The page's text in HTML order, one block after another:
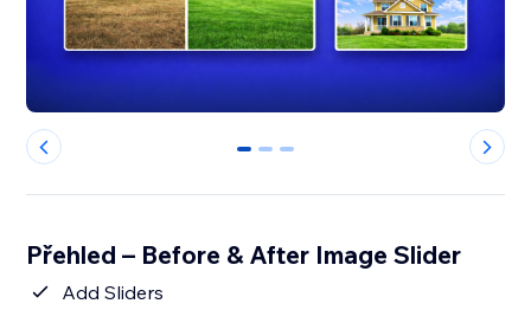
0 1 2
Přehled – Before & After Image Slider
Add Sliders